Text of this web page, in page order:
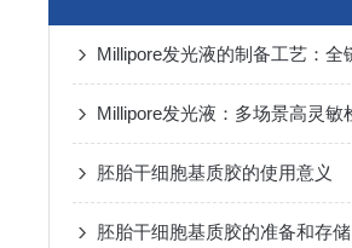
胚胎干细胞基质胶的使用意义
胚胎干细胞基质胶的准备和存储